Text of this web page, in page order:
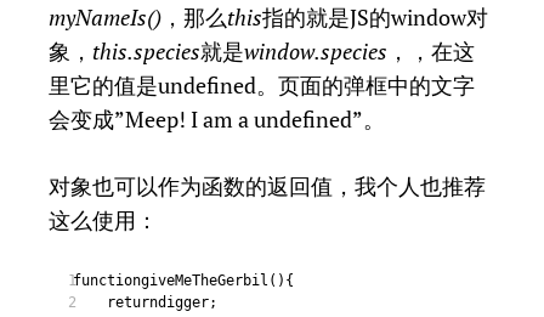
myNameIs() ，那么this指的就是JS的window对
象， this.species就是window.species ，，在这
里它的值是undefined。页面的弹框中的文字
会变成”Meep! I am a undefined”。
对象也可以作为函数的返回值，我个人也推荐
这么使用：
1
2
functiongiveMeTheGerbil(){
returndigger;